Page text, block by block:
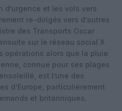
d’urgence et les vols vers
re-dirigés vers d’autres
des Transports Oscar
sur le réseau social X
opérations alors que la pluie
connue pour ses plages
est l’une des
d’Europe, particulièrement
et britanniques.